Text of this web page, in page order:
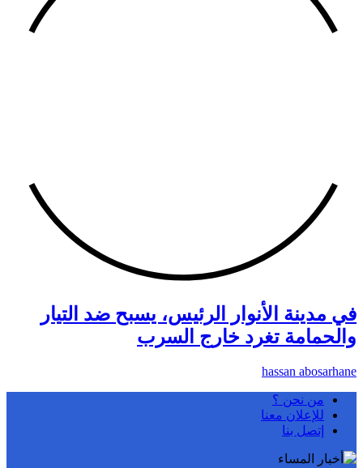
في مدينة الأنوار الرئيس، يسبح ضد التيار
والحمامة تغرد خارج السرب
hassan abosarhane
من نحن ؟
للإعلان معنا
إتصل بنا